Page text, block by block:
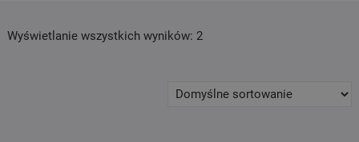
Wyświetlanie wszystkich wyników: 2